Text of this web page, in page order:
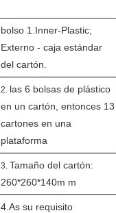
bolso 1.Inner-Plastic;
Externo - caja estándar
del cartón.
2. las 6 bolsas de plástico
en un cartón, entonces 13
cartones en una
plataforma
3. Tamaño del cartón:
260*260*140m m
4.As su requisito